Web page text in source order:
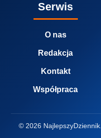
Serwis
O nas
Redakcja
Kontakt
Współpraca
© 2026